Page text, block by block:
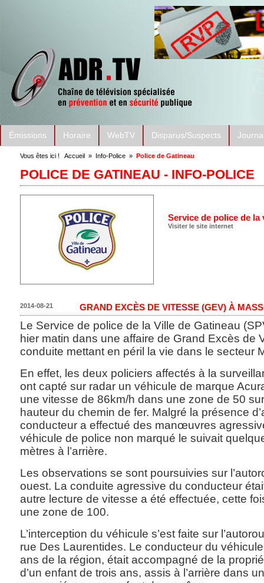
Émissions Horaire WebTV Disparus/Suspects
Vous êtes ici ! Accueil » Info-Police » Police de Gatineau
POLICE DE GATINEAU - INFO-POLICE
Service de police de la
Visiter le site internet
GRAND EXCÈS DE VITESSE (GEV) À
2014-08-21
Le Service de police de la Ville de Gatineau
hier matin dans une affaire de Grand Excès de
conduite mettant en péril la vie dans le secteur
En effet, les deux policiers affectés à la
ont capté sur radar un véhicule de marque
une vitesse de 86km/h dans une zone de 50
hauteur du chemin de fer. Malgré la présence
conducteur a effectué des manœuvres
véhicule de police non marqué le suivait
mètres à l’arrière.
Les observations se sont poursuivies sur
ouest. La conduite agressive du conducteur
autre lecture de vitesse a été effectuée, cette
une zone de 100.
L’interception du véhicule s’est faite sur
rue Des Laurentides. Le conducteur du
ans de la région, était accompagné de la
d’un enfant de trois ans, assis à l’arrière dans